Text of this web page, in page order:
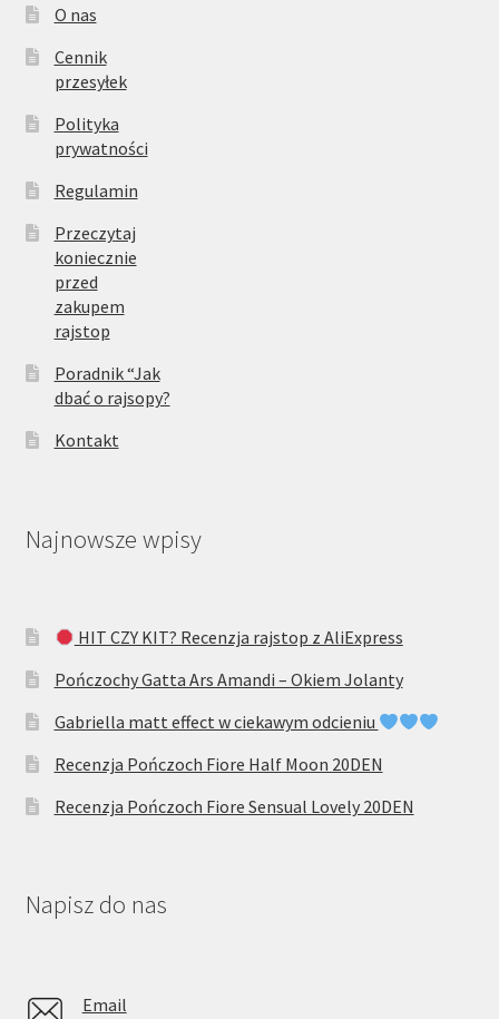
O nas
Cennik
przesyłek
Polityka
prywatności
Regulamin
Przeczytaj
koniecznie
przed
zakupem
rajstop
Poradnik “Jak
dbać o rajsopy?
Kontakt
Najnowsze wpisy
HIT CZY KIT? Recenzja rajstop z AliExpress
Pończochy Gatta Ars Amandi – Okiem Jolanty
Gabriella matt effect w ciekawym odcieniu
Recenzja Pończoch Fiore Half Moon 20DEN
Recenzja Pończoch Fiore Sensual Lovely 20DEN
Napisz do nas
Email